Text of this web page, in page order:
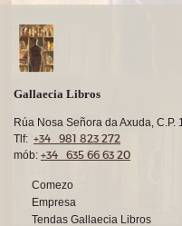
Gallaecia Libros
Rúa Nosa Señora da Axuda,
Tlf: +34 981 823 272
mób: +34 635 66 63 20
Comezo
Empresa
Tendas Gallaecia Libros